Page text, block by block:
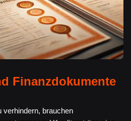
Finanzdokumente
verhindern, brauchen